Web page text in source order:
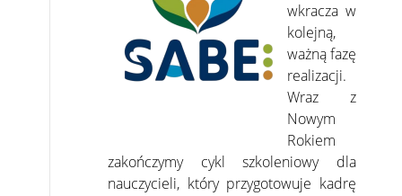
wkracza w
kolejną,
ważną fazę
realizacji.
Wraz z
Nowym
Rokiem
zakończymy cykl szkoleniowy dla
nauczycieli, który przygotowuje kadrę